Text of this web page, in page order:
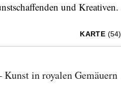
und
und bieten potenziellen
KARTE (54)
Kunst in royalen Gemäuern